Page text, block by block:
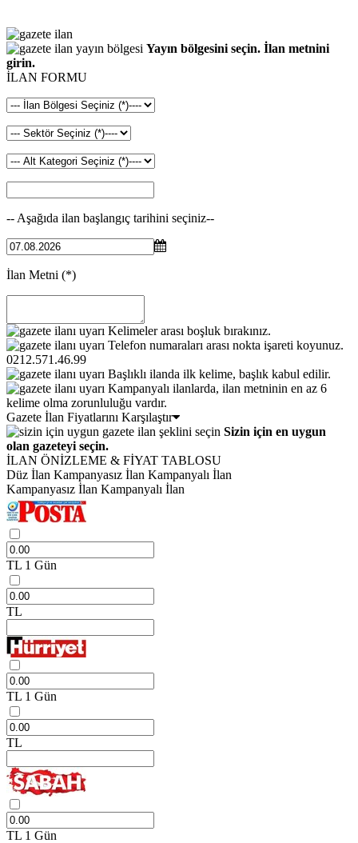
Yayın bölgesini seçin. İlan metnini
girin.
İLAN FORMU
-- Aşağıda ilan başlangıç tarihini seçiniz--
İlan Metni (*)
Kelimeler arası boşluk bırakınız.
Telefon numaraları arası nokta işareti koyunuz.
0212.571.46.99
Başlıklı ilanda ilk kelime, başlık kabul edilir.
Kampanyalı ilanlarda, ilan metninin en az 6
kelime olma zorunluluğu vardır.
Gazete İlan Fiyatlarını Karşılaştır
Sizin için en uygun
olan gazeteyi seçin.
İLAN ÖNİZLEME & FİYAT TABLOSU
Düz İlan Kampanyasız İlan Kampanyalı İlan
Kampanyasız İlan Kampanyalı İlan
TL 1 Gün
TL
TL 1 Gün
TL
TL 1 Gün